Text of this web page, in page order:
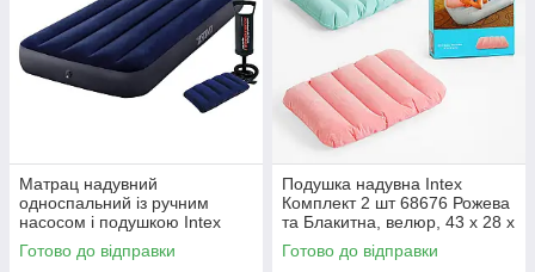
Матрац надувний
односпальний із ручним
насосом і подушкою Intex
64756, одномісний,
велюровий, 76х191х25см
Готово до відправки
Подушка надувна Intex
Комплект 2 шт 68676 Рожева
та Блакитна, велюр, 43 х 28 х
9 см,
Готово до відправки